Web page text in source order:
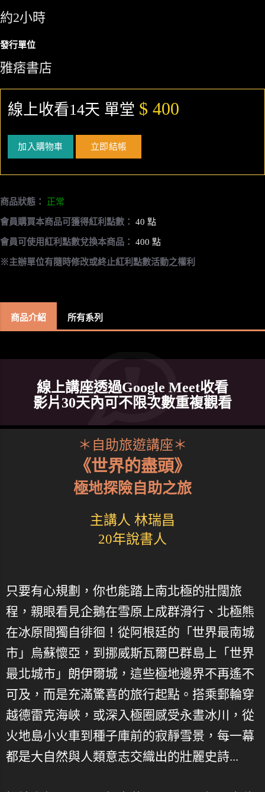
約2小時
發行單位
雅痞書店
線上收看14天 單堂 $ 400
加入購物車 立即結帳
商品狀態： 正常
會員購買本商品可獲得紅利點數： 40 點
會員可使用紅利點數兌換本商品： 400 點
※主辦單位有隨時修改或終止紅利點數活動之權利
商品介紹 所有系列
線上講座透過Google Meet收看
影片30天內可不限次數重複觀看
＊自助旅遊講座＊
《世界的盡頭》
極地探險自助之旅
主講人 林瑞昌
20年說書人
只要有心規劃，你也能踏上南北極的壯闊旅
程，親眼看見企鵝在雪原上成群滑行、北極熊
在冰原間獨自徘徊！從阿根廷的「世界最南城
市」烏蘇懷亞，到挪威斯瓦爾巴群島上「世界
最北城市」朗伊爾城，這些極地邊界不再遙不
可及，而是充滿驚喜的旅行起點。搭乘郵輪穿
越德雷克海峽，或深入極圈感受永晝冰川，從
火地島小火車到種子庫前的寂靜雪景，每一幕
都是大自然與人類意志交織出的壯麗史詩...